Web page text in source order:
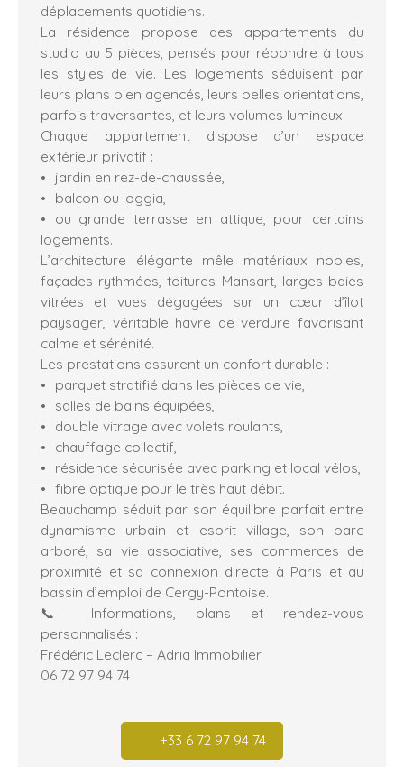
déplacements quotidiens.
La résidence propose des appartements du
studio au 5 pièces, pensés pour répondre à tous
les styles de vie. Les logements séduisent par
leurs plans bien agencés, leurs belles orientations,
parfois traversantes, et leurs volumes lumineux.
Chaque appartement dispose d’un espace
extérieur privatif :
jardin en rez-de-chaussée,
balcon ou loggia,
ou grande terrasse en attique, pour certains
logements.
L’architecture élégante mêle matériaux nobles,
façades rythmées, toitures Mansart, larges baies
vitrées et vues dégagées sur un cœur d’îlot
paysager, véritable havre de verdure favorisant
calme et sérénité.
Les prestations assurent un confort durable :
parquet stratifié dans les pièces de vie,
salles de bains équipées,
double vitrage avec volets roulants,
chauffage collectif,
résidence sécurisée avec parking et local vélos,
fibre optique pour le très haut débit.
Beauchamp séduit par son équilibre parfait entre
dynamisme urbain et esprit village, son parc
arboré, sa vie associative, ses commerces de
proximité et sa connexion directe à Paris et au
bassin d’emploi de Cergy-Pontoise.
📞 Informations, plans et rendez-vous
personnalisés :
Frédéric Leclerc – Adria Immobilier
06 72 97 94 74
+33 6 72 97 94 74